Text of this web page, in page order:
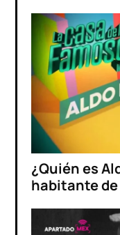
¿Quién es
habitante de